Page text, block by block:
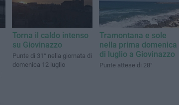
Torna il caldo intenso
su Giovinazzo
Punte di 31° nella giornata di
domenica 12 luglio
Tramontana e sole
nella prima domenica
di luglio a Giovinazzo
Punte attese di 28°